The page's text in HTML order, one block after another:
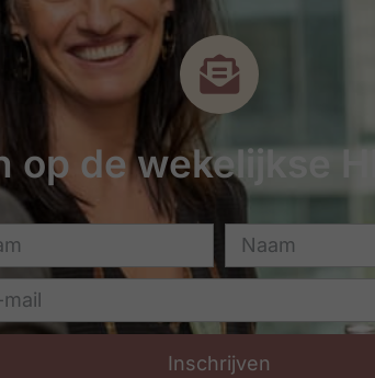
op de wekelijkse
Inschrijven